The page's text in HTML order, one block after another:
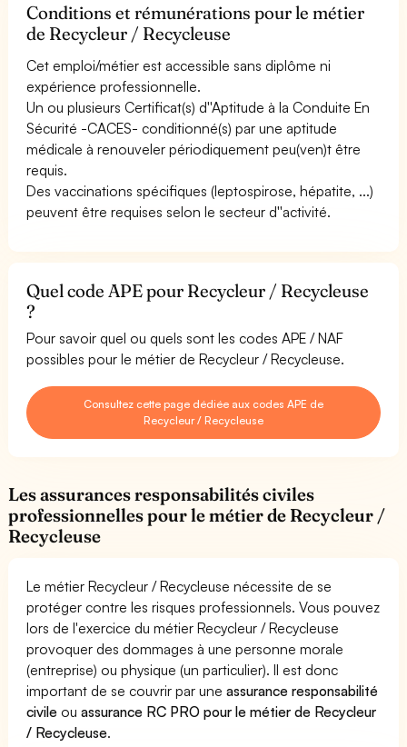
Conditions et rémunérations pour le métier
de Recycleur / Recycleuse
Cet emploi/métier est accessible sans diplôme ni
expérience professionnelle.
Un ou plusieurs Certificat(s) d''Aptitude à la Conduite En
Sécurité -CACES- conditionné(s) par une aptitude
médicale à renouveler périodiquement peu(ven)t être
requis.
Des vaccinations spécifiques (leptospirose, hépatite, ...)
peuvent être requises selon le secteur d''activité.
Quel code APE pour Recycleur / Recycleuse
?
Pour savoir quel ou quels sont les codes APE / NAF
possibles pour le métier de Recycleur / Recycleuse.
Consultez cette page dédiée aux codes APE de
Recycleur / Recycleuse
Les assurances responsabilités civiles
professionnelles pour le métier de Recycleur /
Recycleuse
Le métier Recycleur / Recycleuse nécessite de se
protéger contre les risques professionnels. Vous pouvez
lors de l'exercice du métier Recycleur / Recycleuse
provoquer des dommages à une personne morale
(entreprise) ou physique (un particulier). Il est donc
important de se couvrir par uneassurance responsabilité
civile ouassurance RC PRO pour le métier de Recycleur
/ Recycleuse.